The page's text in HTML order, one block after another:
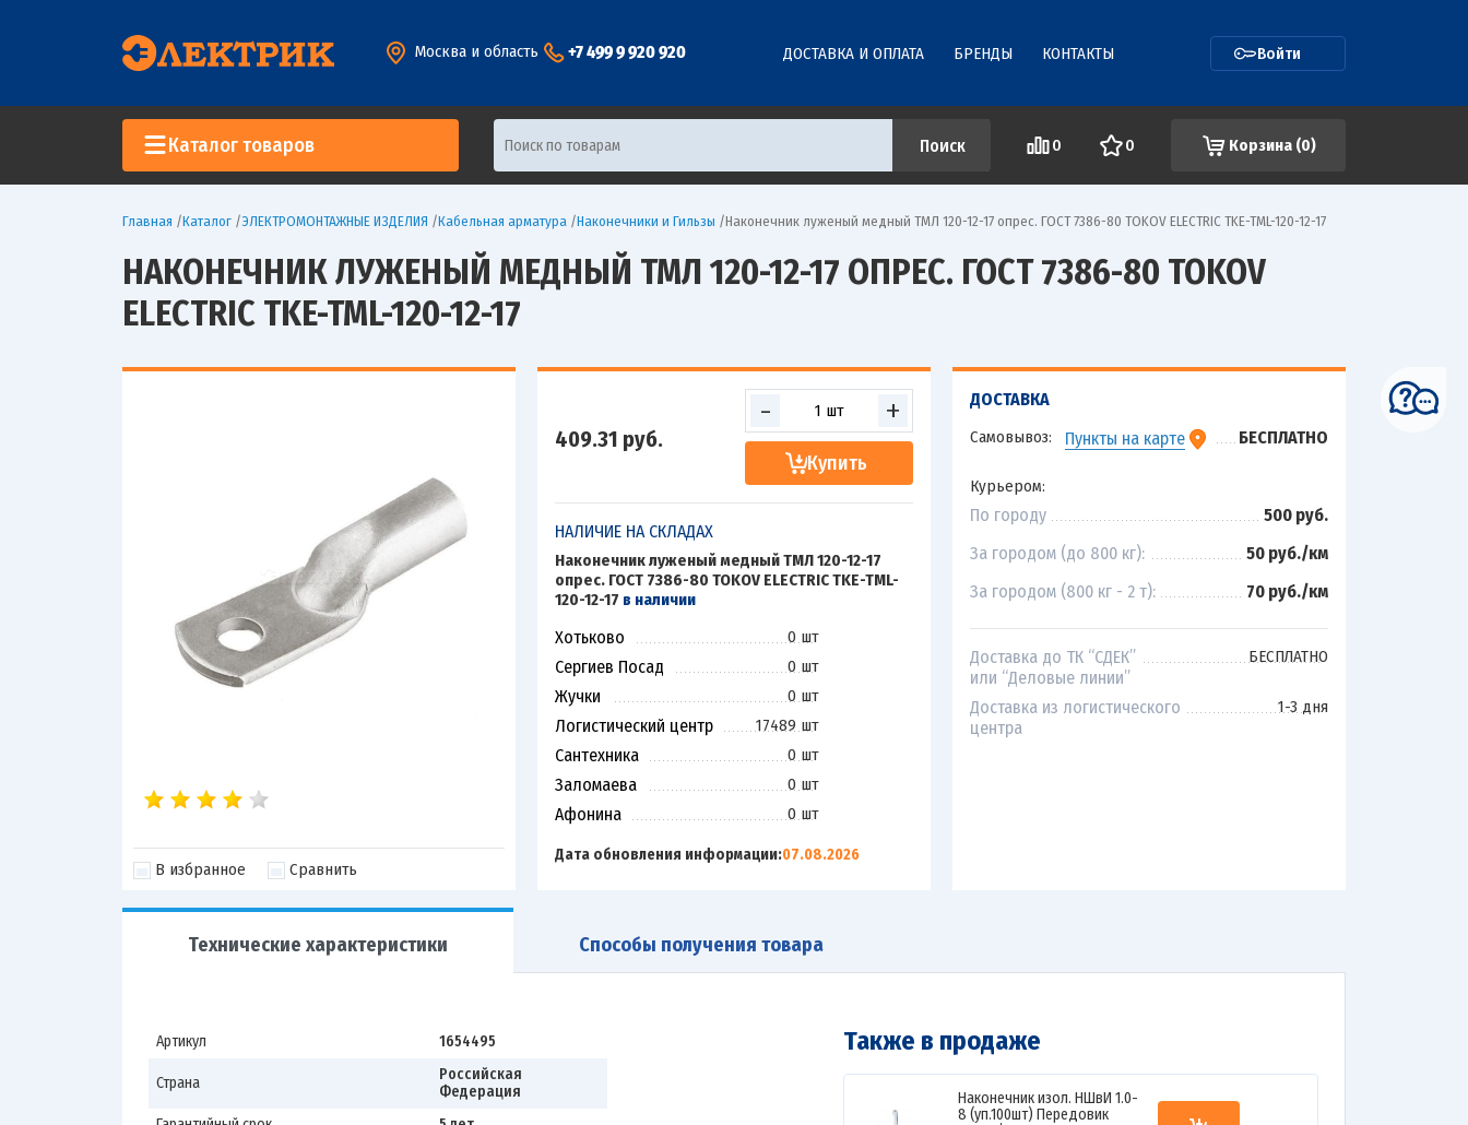
Москва и область +7 499 9 920 920 ДОСТАВКА И ОПЛАТА БРЕНДЫ КОНТАКТЫ Войти
Каталог товаров 0 0 Корзина (0)
Главная /Каталог /ЭЛЕКТРОМОНТАЖНЫЕ ИЗДЕЛИЯ /Кабельная арматура /Наконечники и Гильзы /Наконечник луженый медный ТМЛ 120-12-17 опрес. ГОСТ 7386-80 TOKOV ELECTRIC TKE-TML-120-12-17
НАКОНЕЧНИК ЛУЖЕНЫЙ МЕДНЫЙ ТМЛ 120-12-17 ОПРЕС. ГОСТ 7386-80 TOKOV
ELECTRIC TKE-TML-120-12-17
В избранное Сравнить
409.31 руб.
- +
Купить
НАЛИЧИЕ НА СКЛАДАХ
Наконечник луженый медный ТМЛ 120-12-17
опрес. ГОСТ 7386-80 TOKOV ELECTRIC TKE-TML-
120-12-17 в наличии
Хотьково 0 шт
Сергиев Посад 0 шт
Жучки 0 шт
Логистический центр 17489 шт
Сантехника 0 шт
Заломаева 0 шт
Афонина 0 шт
Дата обновления информации:07.08.2026
ДОСТАВКА
Самовывоз: Пункты на карте БЕСПЛАТНО
Курьером:
По городу
500 руб.
За городом (до 800 кг):
50 руб./км
За городом (800 кг - 2 т):
70 руб./км
Доставка до ТК “СДЕК”
или “Деловые линии”
БЕСПЛАТНО
Доставка из логистического
центра
1-3 дня
Технические характеристики Способы получения товара
Артикул 1654495
Страна
Российская
Федерация
Также в продаже
Наконечник изол. НШвИ 1.0-
8 (уп.100шт) Передовик